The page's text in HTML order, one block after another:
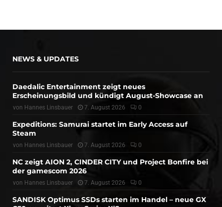
NEWS & UPDATES
Daedalic Entertainment zeigt neues
Erscheinungsbild und kündigt August-Showcase an
von Hannes Linsbauer 7. August 2026 0
Expeditions: Samurai startet im Early Access auf
Steam
von Hannes Linsbauer 7. August 2026 0
NC zeigt AION 2, CINDER CITY und Project Bonfire bei
der gamescom 2026
von Hannes Linsbauer 7. August 2026 0
SANDISK Optimus SSDs starten im Handel – neue GX